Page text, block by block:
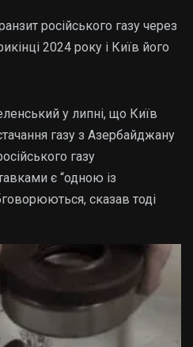
російського газу через
2024 року і Київ його
у липні, що Київ
газу з Азербайджану
газу
є “одною із
сказав тоді